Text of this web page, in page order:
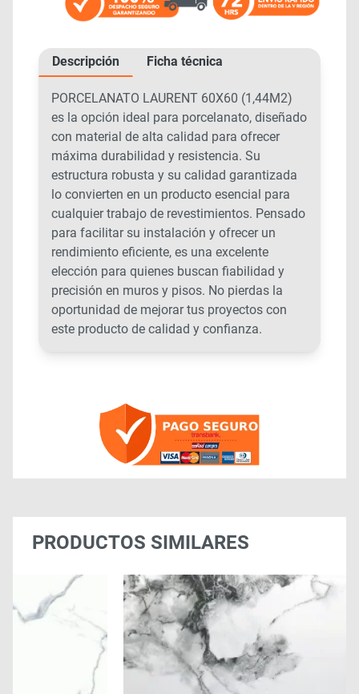
Descripción Ficha técnica
PORCELANATO LAURENT 60X60 (1,44M2)
es la opción ideal para porcelanato, diseñado
con material de alta calidad para ofrecer
máxima durabilidad y resistencia. Su
estructura robusta y su calidad garantizada
lo convierten en un producto esencial para
cualquier trabajo de revestimientos. Pensado
para facilitar su instalación y ofrecer un
rendimiento eficiente, es una excelente
elección para quienes buscan fiabilidad y
precisión en muros y pisos. No pierdas la
oportunidad de mejorar tus proyectos con
este producto de calidad y confianza.
PRODUCTOS SIMILARES